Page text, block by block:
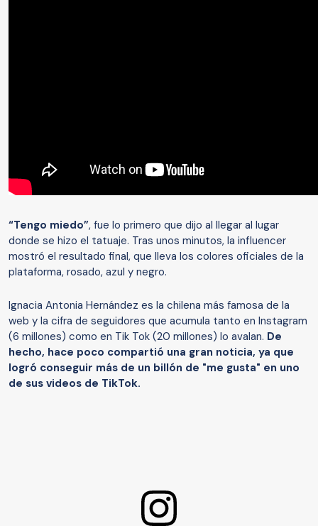
“Tengo miedo”, fue lo primero que dijo al llegar al lugar
donde se hizo el tatuaje. Tras unos minutos, la influencer
mostró el resultado final, que lleva los colores oficiales de la
plataforma, rosado, azul y negro.
Ignacia Antonia Hernández es la chilena más famosa de la
web y la cifra de seguidores que acumula tanto en Instagram
(6 millones) como en Tik Tok (20 millones) lo avalan. De
hecho, hace poco compartió una gran noticia, ya que
logró conseguir más de un billón de "me gusta" en uno
de sus videos de TikTok.